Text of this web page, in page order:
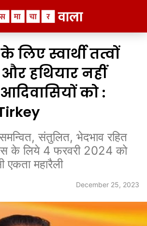
लिए स्वार्थी तत्वों
हथियार नहीं
को :
संतुलित, भेदभाव रहित
के लिये 4 फरवरी 2024 को
एकता महारैली
December 25, 2023